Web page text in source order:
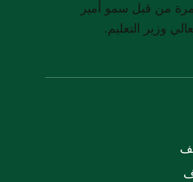
من قبل سمو أمير
وزير التعليم.